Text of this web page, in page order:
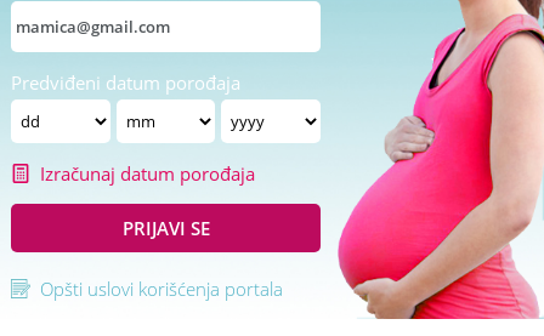
Predviđeni datum porođaja
Izračunaj datum porođaja
PRIJAVI SE
Opšti uslovi korišćenja portala